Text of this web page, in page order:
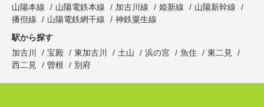
山陽本線
山陽電鉄本線 加古川線 姫新線
山陽新幹線
播但線
山陽電鉄網干線
神鉄粟生線
駅から探す
加古川
宝殿 東加古川 土山 浜の宮 魚住
東二見
西二見
曽根 別府